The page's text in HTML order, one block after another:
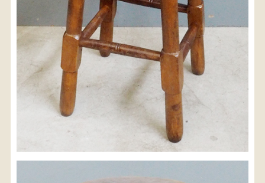
示されます。
送料ランク
配送料金(税込)
店舗までお問い合わせ下さい。